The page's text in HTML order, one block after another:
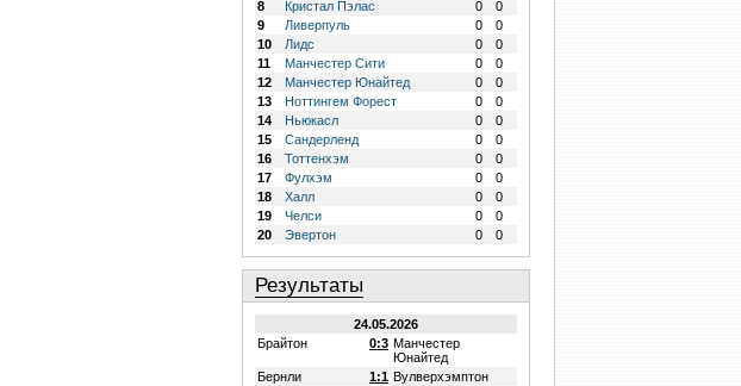
8
Кристал Пэлас 0
0
9
Ливерпуль 0
0
10
Лидс 0
0
11
Манчестер Сити 0
0
12
Манчестер Юнайтед 0
0
13
Ноттингем Форест 0
0
14
Ньюкасл 0
0
15
Сандерленд 0
0
16
Тоттенхэм 0
0
17
Фулхэм 0
0
18
Халл 0
0
19
Челси 0
0
20
Эвертон 0 0
Результаты
24.05.2026
Брайтон
0:3 Манчестер
Юнайтед
Бернли
1:1 Вулверхэмптон